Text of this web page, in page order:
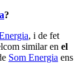
?
, i de fet
similar en el
Som Energia ens